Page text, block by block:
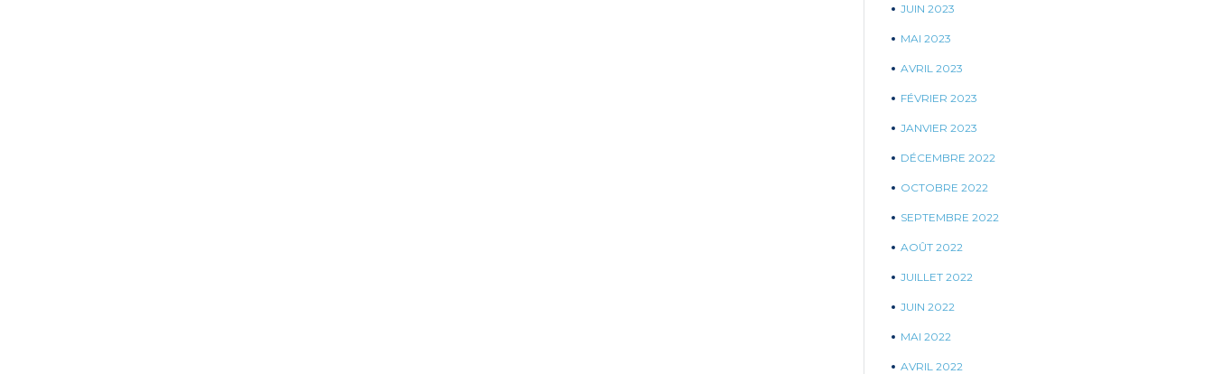
JUIN 2023
MAI 2023
AVRIL 2023
FÉVRIER 2023
JANVIER 2023
DÉCEMBRE 2022
OCTOBRE 2022
SEPTEMBRE 2022
AOÛT 2022
JUILLET 2022
JUIN 2022
MAI 2022
AVRIL 2022